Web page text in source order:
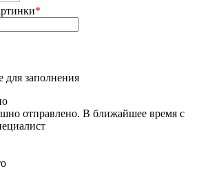
*
для заполнения
отправлено. В ближайшее время с